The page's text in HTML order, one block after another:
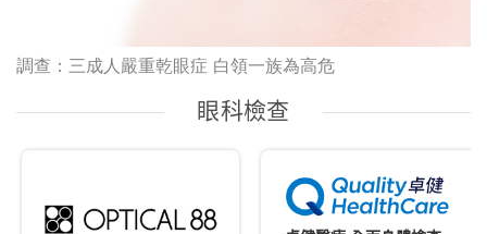
調查：三成人嚴重乾眼症 白領一族為高危